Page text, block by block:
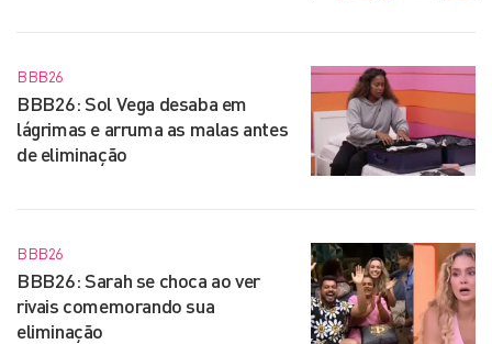
BBB26
BBB26: Sol Vega desaba em
lágrimas e arruma as malas antes
de eliminação
BBB26
BBB26: Sarah se choca ao ver
rivais comemorando sua
eliminação